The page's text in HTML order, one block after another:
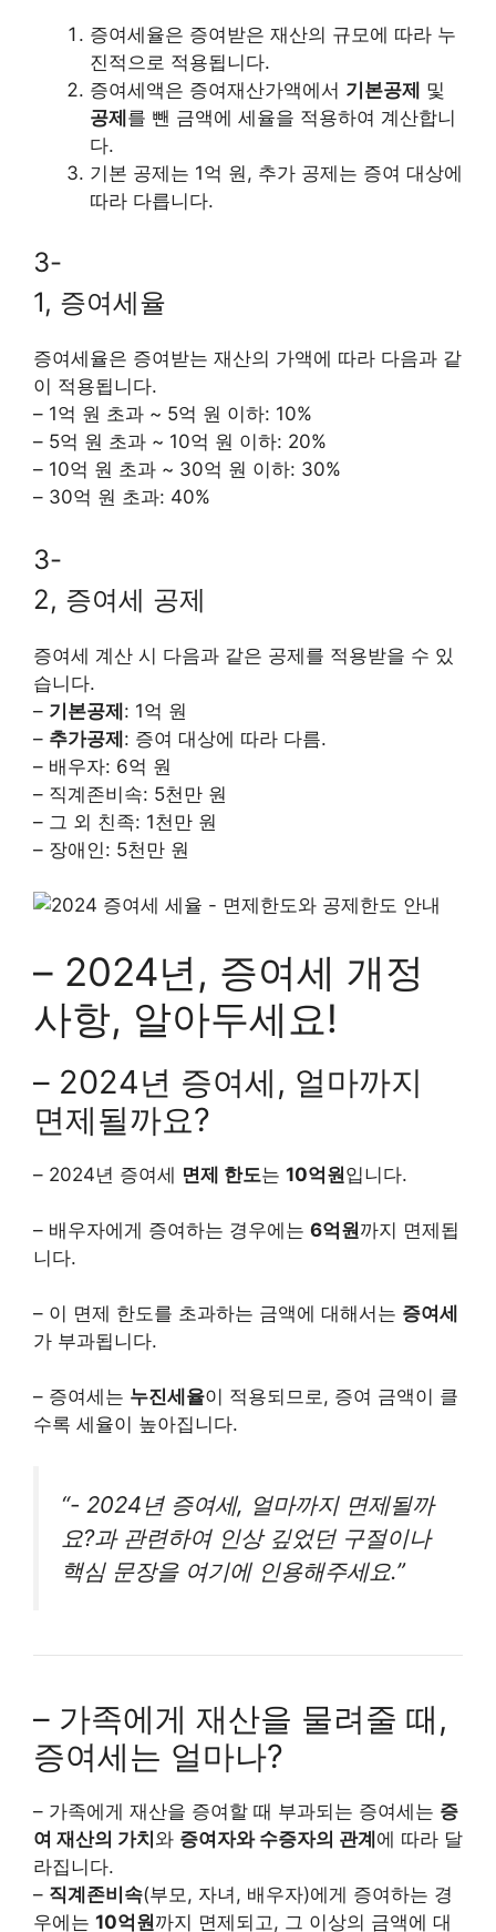
증여세율은 증여받은 재산의 규모에 따라 누
진적으로 적용됩니다.
증여세액은 증여재산가액에서 기본공제 및
공제를 뺀 금액에 세율을 적용하여 계산합니
다.
기본 공제는 1억 원, 추가 공제는 증여 대상에
따라 다릅니다.
3-
1, 증여세율
증여세율은 증여받는 재산의 가액에 따라 다음과 같
이 적용됩니다.
– 1억 원 초과 ~ 5억 원 이하: 10%
– 5억 원 초과 ~ 10억 원 이하: 20%
– 10억 원 초과 ~ 30억 원 이하: 30%
– 30억 원 초과: 40%
3-
2, 증여세 공제
증여세 계산 시 다음과 같은 공제를 적용받을 수 있
습니다.
– 기본공제: 1억 원
– 추가공제: 증여 대상에 따라 다름.
– 배우자: 6억 원
– 직계존비속: 5천만 원
– 그 외 친족: 1천만 원
– 장애인: 5천만 원
– 2024년, 증여세 개정
사항, 알아두세요!
– 2024년 증여세, 얼마까지
면제될까요?
– 2024년 증여세 면제 한도는 10억원입니다.
– 배우자에게 증여하는 경우에는 6억원까지 면제됩
니다.
– 이 면제 한도를 초과하는 금액에 대해서는 증여세
가 부과됩니다.
– 증여세는 누진세율이 적용되므로, 증여 금액이 클
수록 세율이 높아집니다.
“- 2024년 증여세, 얼마까지 면제될까
요?과 관련하여 인상 깊었던 구절이나
핵심 문장을 여기에 인용해주세요.”
– 가족에게 재산을 물려줄 때,
증여세는 얼마나?
– 가족에게 재산을 증여할 때 부과되는 증여세는 증
여 재산의 가치 와 증여자와 수증자의 관계 에 따라 달
라집니다.
– 직계존비속(부모, 자녀, 배우자)에게 증여하는 경
우에는 10억원까지 면제되고, 그 이상의 금액에 대